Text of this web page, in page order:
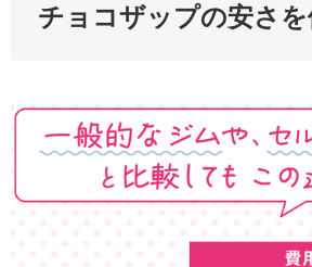
チョコザップの安さ